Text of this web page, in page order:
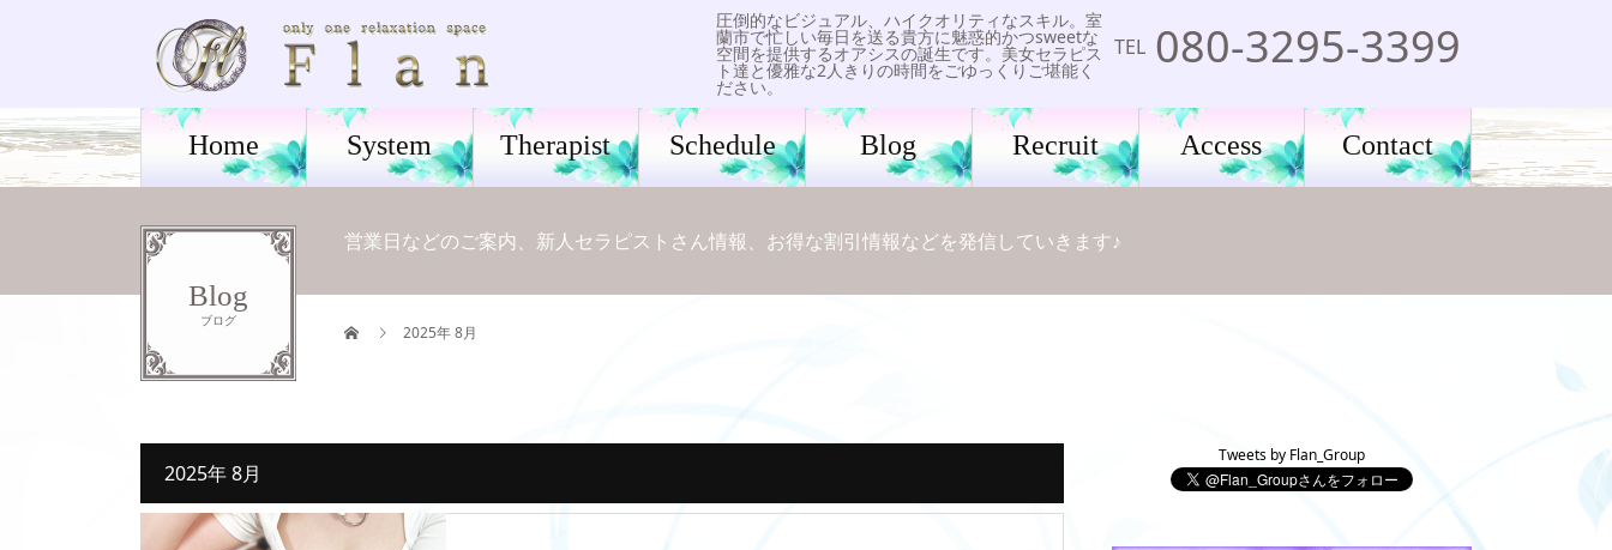
圧倒的なビジュアル、ハイクオリティなスキル。室
蘭市で忙しい毎日を送る貴方に魅惑的かつsweetな
空間を提供するオアシスの誕生です。美女セラピス
ト達と優雅な2人きりの時間をごゆっくりご堪能く
ださい。
TEL 080-3295-3399
Home System Therapist Schedule Blog Recruit Access Contact
Blog
ブログ
営業日などのご案内、新人セラピストさん情報、お得な割引情報などを発信していきます♪
2025年 8月
2025年 8月
Tweets by Flan_Group